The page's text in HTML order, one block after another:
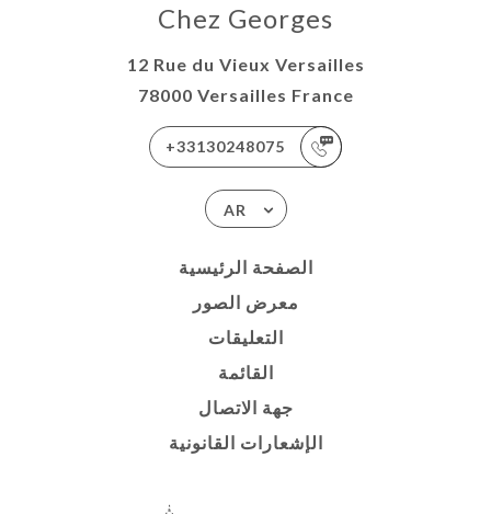
Chez Georges
12 Rue du Vieux Versailles
78000 Versailles France
+33130248075
AR
الصفحة الرئيسية
معرض الصور
التعليقات
القائمة
جهة الاتصال
الإشعارات القانونية